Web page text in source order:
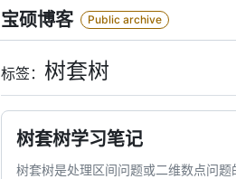
宝硕博客 Public archive
标签： 树套树
树套树学习笔记
树套树是处理区间问题或二维数点问题